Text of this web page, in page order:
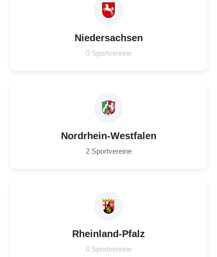
Niedersachsen
0 Sportvereine
Nordrhein-Westfalen
2 Sportvereine
Rheinland-Pfalz
0 Sportvereine